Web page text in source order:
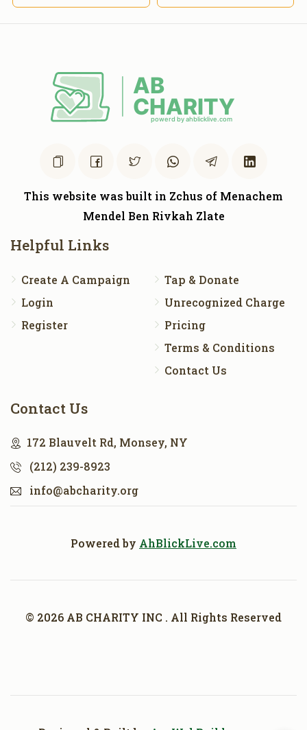
This website was built in Zchus of Menachem
Mendel Ben Rivkah Zlate
Helpful Links
Create A Campaign
Login
Register
Tap & Donate
Unrecognized Charge
Pricing
Terms & Conditions
Contact Us
Contact Us
172 Blauvelt Rd, Monsey, NY
(212) 239-8923
info@abcharity.org
Powered by AhBlickLive.com
© 2026 AB CHARITY INC . All Rights Reserved